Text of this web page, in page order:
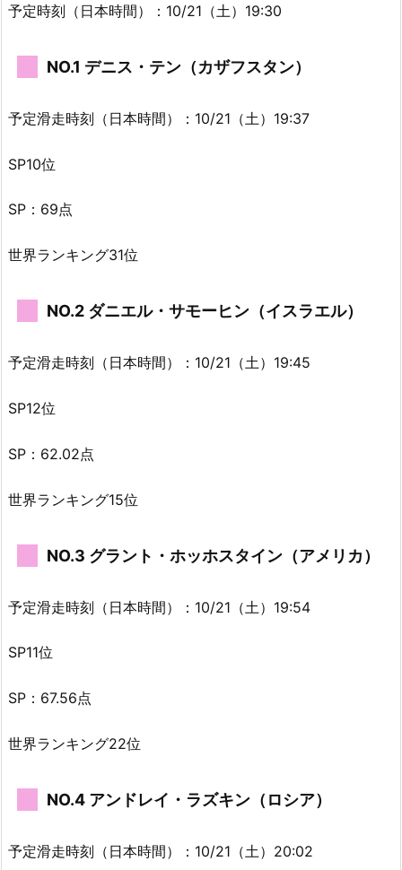
予定時刻（日本時間）：10/21（土）19:30
NO.1 デニス・テン（カザフスタン）
予定滑走時刻（日本時間）：10/21（土）19:37
SP10位
SP：69点
世界ランキング31位
NO.2 ダニエル・サモーヒン（イスラエル）
予定滑走時刻（日本時間）：10/21（土）19:45
SP12位
SP：62.02点
世界ランキング15位
NO.3 グラント・ホッホスタイン（アメリカ）
予定滑走時刻（日本時間）：10/21（土）19:54
SP11位
SP：67.56点
世界ランキング22位
NO.4 アンドレイ・ラズキン（ロシア）
予定滑走時刻（日本時間）：10/21（土）20:02